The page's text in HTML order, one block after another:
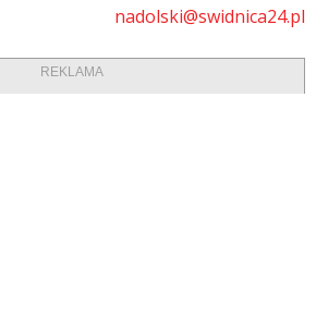
nadolski@swidnica24.pl
REKLAMA